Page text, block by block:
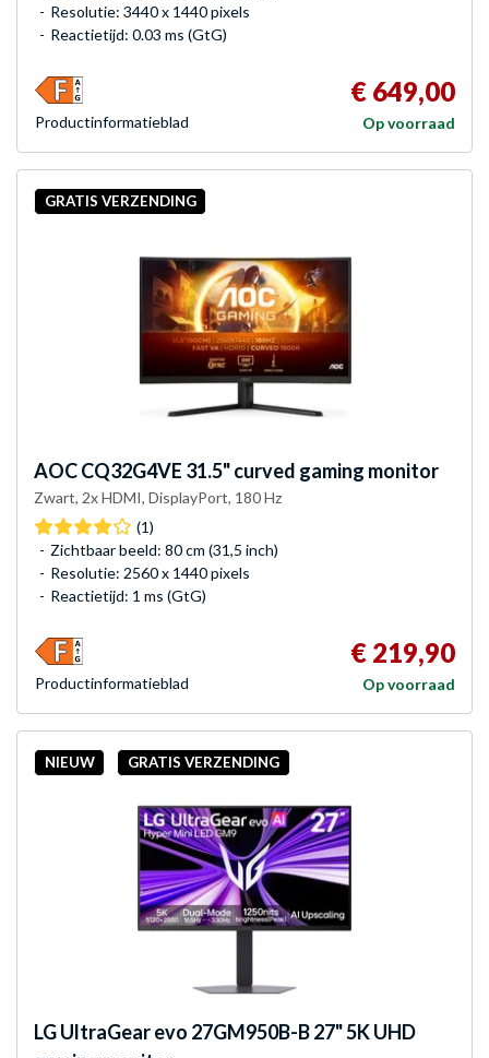
Resolutie: 3440 x 1440 pixels
Reactietijd: 0.03 ms (GtG)
€ 649,00
Op voorraad
Product­informatieblad
GRATIS VERZENDING
AOCCQ32G4VE 31.5" curved gaming monitor
Zwart, 2x HDMI, DisplayPort, 180 Hz
(1)
Zichtbaar beeld: 80 cm (31,5 inch)
Resolutie: 2560 x 1440 pixels
Reactietijd: 1 ms (GtG)
€ 219,90
Op voorraad
Product­informatieblad
NIEUW GRATIS VERZENDING
LGUltraGear evo 27GM950B-B 27" 5K UHD